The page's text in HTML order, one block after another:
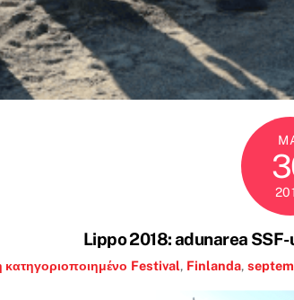
Lippo 2018: adunarea
κατηγοριοποιημένο Festival, Finlanda,